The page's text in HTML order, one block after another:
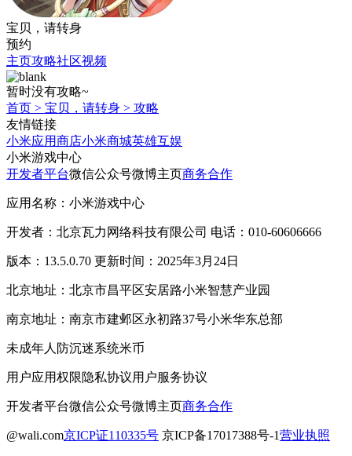
宝贝，请转身
预约
主页攻略社区视频
暂时没有攻略~
首页 > 宝贝，请转身 > 攻略
友情链接
小米应用商店小米商城英雄互娱
小米游戏中心
开发者平台微信公众号微博主页商务合作
应用名称：小米游戏中心
开发者：北京瓦力网络科技有限公司 电话：010-60606666
版本：13.5.0.70 更新时间：2025年3月24日
北京地址：北京市昌平区安居路小米智慧产业园
南京地址：南京市建邺区永初路37号小米华东总部
未成年人防沉迷系统米币
用户应用权限隐私协议用户服务协议
开发者平台微信公众号微博主页商务合作
@wali.com京ICP证110335号 京ICP备17017388号-1营业执照